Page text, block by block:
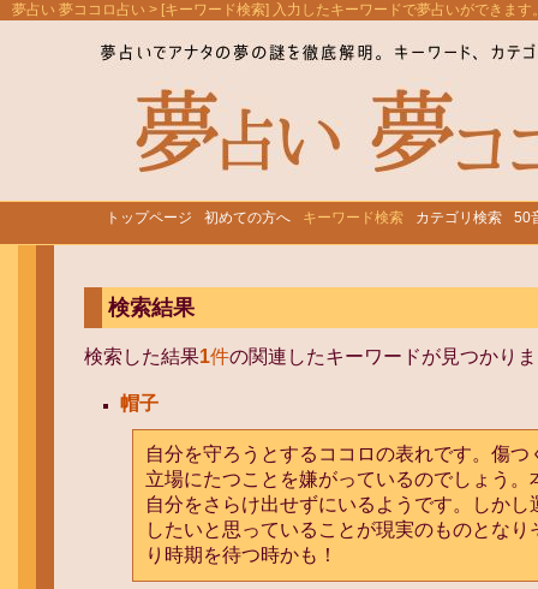
夢占い 夢ココロ占い > [キーワード検索] 入力したキーワードで夢占いができます
50
カテゴリ検索
キーワード検索
初めての方へ
トップページ
検索結果
検索した結果1件の関連したキーワードが見つかり
帽子
自分を守ろうとするココロの表れです。傷
立場にたつことを嫌がっているのでしょう
自分をさらけ出せずにいるようです。しか
したいと思っていることが現実のものとな
り時期を待つ時かも！